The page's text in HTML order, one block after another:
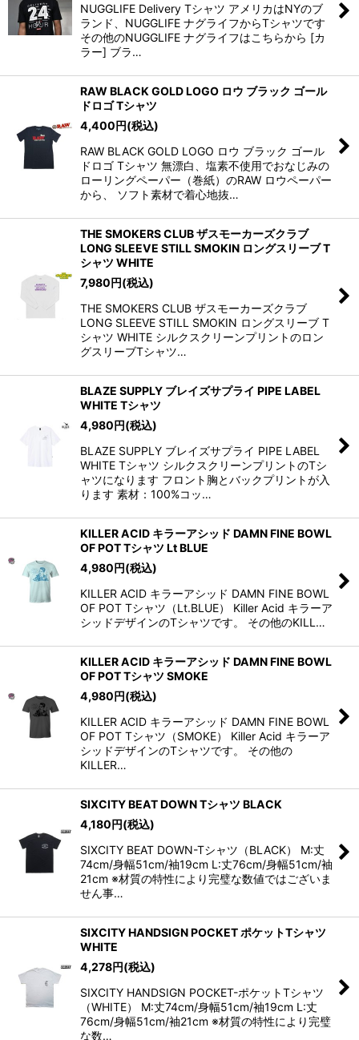
NUGGLIFE Delivery Tシャツ アメリカはNYのブ
ランド、NUGGLIFE ナグライフからTシャツです
その他のNUGGLIFE ナグライフはこちらから [カ
ラー] ブラ…
RAW BLACK GOLD LOGO ロウ ブラック ゴール
ドロゴ Tシャツ
4,400円(税込)
RAW BLACK GOLD LOGO ロウ ブラック ゴール
ドロゴ Tシャツ 無漂白、塩素不使用でおなじみの
ローリングペーパー（巻紙）のRAW ロウペーパー
から、 ソフト素材で着心地抜…
THE SMOKERS CLUB ザスモーカーズクラブ
LONG SLEEVE STILL SMOKIN ロングスリーブ T
シャツ WHITE
7,980円(税込)
THE SMOKERS CLUB ザスモーカーズクラブ
LONG SLEEVE STILL SMOKIN ロングスリーブ T
シャツ WHITE シルクスクリーンプリントのロン
グスリーブTシャツ…
BLAZE SUPPLY ブレイズサプライ PIPE LABEL
WHITE Tシャツ
4,980円(税込)
BLAZE SUPPLY ブレイズサプライ PIPE LABEL
WHITE Tシャツ シルクスクリーンプリントのTシ
ャツになります フロント胸とバックプリントが入
ります 素材：100%コッ…
KILLER ACID キラーアシッド DAMN FINE BOWL
OF POT Tシャツ Lt BLUE
4,980円(税込)
KILLER ACID キラーアシッド DAMN FINE BOWL
OF POT Tシャツ（Lt.BLUE） Killer Acid キラーア
シッドデザインのTシャツです。 その他のKILL…
KILLER ACID キラーアシッド DAMN FINE BOWL
OF POT Tシャツ SMOKE
4,980円(税込)
KILLER ACID キラーアシッド DAMN FINE BOWL
OF POT Tシャツ（SMOKE） Killer Acid キラーア
シッドデザインのTシャツです。 その他の
KILLER…
SIXCITY BEAT DOWN Tシャツ BLACK
4,180円(税込)
SIXCITY BEAT DOWN-Tシャツ（BLACK） M:丈
74cm/身幅51cm/袖19cm L:丈76cm/身幅51cm/袖
21cm ※材質の特性により完璧な数値ではございま
せん事…
SIXCITY HANDSIGN POCKET ポケットTシャツ
WHITE
4,278円(税込)
SIXCITY HANDSIGN POCKET-ポケットTシャツ
（WHITE） M:丈74cm/身幅51cm/袖19cm L:丈
76cm/身幅51cm/袖21cm ※材質の特性により完璧
な数…